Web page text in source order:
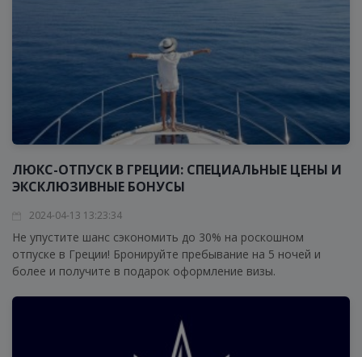
ЛЮКС-ОТПУСК В ГРЕЦИИ: СПЕЦИАЛЬНЫЕ ЦЕНЫ И
ЭКСКЛЮЗИВНЫЕ БОНУСЫ
2024-04-13 13:23:34
Не упустите шанс сэкономить до 30% на роскошном
отпуске в Греции! Бронируйте пребывание на 5 ночей и
более и получите в подарок оформление визы.